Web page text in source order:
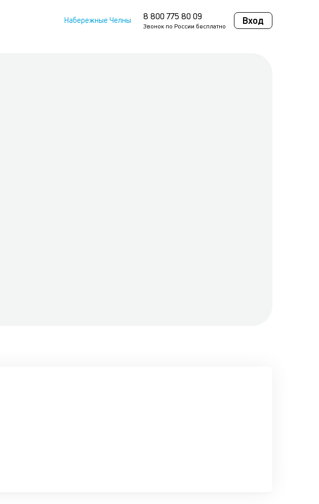
Набережные Челны 8 800 775 80 09
Звонок по России бесплатно Вход